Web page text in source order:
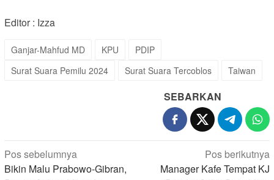
Editor : Izza
Ganjar-Mahfud MD KPU
PDIP
Surat Suara Pemilu 2024
Surat Suara Tercoblos Taiwan
SEBARKAN
Navigasi
pos
Pos sebelumnya
Bikin Malu Prabowo-Gibran,
Pos berikutnya
Manager Kafe Tempat KJ